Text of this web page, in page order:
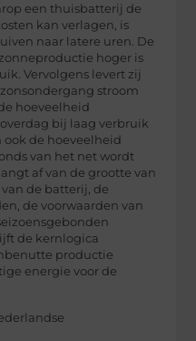
een thuisbatterij de
kan verlagen, is
naar latere uren. De
hoger is
Vervolgens levert zij
stroom
hoeveelheid
bij laag verbruik
de hoeveelheid
van het net wordt
af van de grootte van
de batterij, de
de voorwaarden van
de kernlogica
productie
energie voor de